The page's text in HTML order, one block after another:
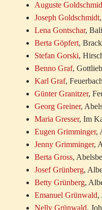
Auguste
Joseph Goldschmidt
Lena Gontschar,
Berta Göpfert,
Stefan Gorski,
Benno Graf,
Karl Graf,
Günter Granitzer,
Georg Greiner,
Maria Gresser, Im
Eugen Grimminger,
Jenny Grimminger,
Berta Gross,
Josef Grünberg,
Betty Grünberg,
Emanuel Grünwald,
Nelly Grünwald,